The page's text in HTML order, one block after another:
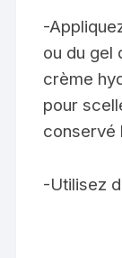
-
ou du gel
crème
pour
conservé
-Utilisez